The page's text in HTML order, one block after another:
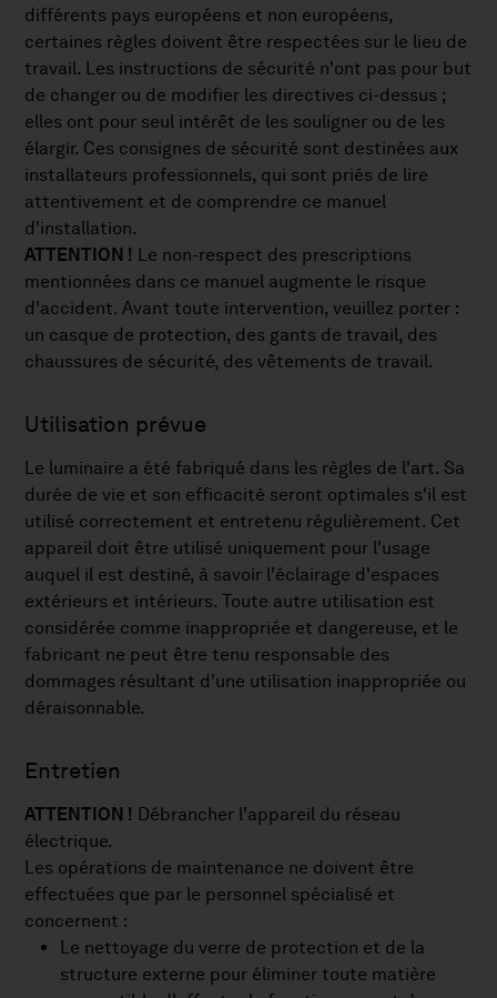
différents pays européens et non européens,
certaines règles doivent être respectées sur le lieu de
travail. Les instructions de sécurité n'ont pas pour but
de changer ou de modifier les directives ci-dessus ;
elles ont pour seul intérêt de les souligner ou de les
élargir. Ces consignes de sécurité sont destinées aux
installateurs professionnels, qui sont priés de lire
attentivement et de comprendre ce manuel
d'installation.
ATTENTION ! Le non-respect des prescriptions
mentionnées dans ce manuel augmente le risque
d'accident. Avant toute intervention, veuillez porter :
un casque de protection, des gants de travail, des
chaussures de sécurité, des vêtements de travail.
Utilisation prévue
Le luminaire a été fabriqué dans les règles de l'art. Sa
durée de vie et son efficacité seront optimales s'il est
utilisé correctement et entretenu régulièrement. Cet
appareil doit être utilisé uniquement pour l'usage
auquel il est destiné, à savoir l'éclairage d'espaces
extérieurs et intérieurs. Toute autre utilisation est
considérée comme inappropriée et dangereuse, et le
fabricant ne peut être tenu responsable des
dommages résultant d'une utilisation inappropriée ou
déraisonnable.
Entretien
ATTENTION ! Débrancher l'appareil du réseau
électrique.
Les opérations de maintenance ne doivent être
effectuées que par le personnel spécialisé et
concernent :
Le nettoyage du verre de protection et de la
structure externe pour éliminer toute matière